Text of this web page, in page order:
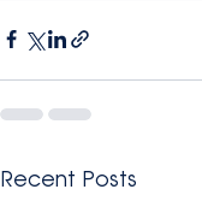
Recent Posts